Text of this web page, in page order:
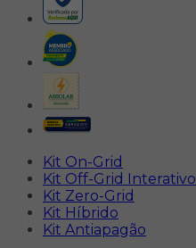
Kit On-Grid
Kit Off-Grid Interativo
Kit Zero-Grid
Kit Híbrido
Kit Antiapagão